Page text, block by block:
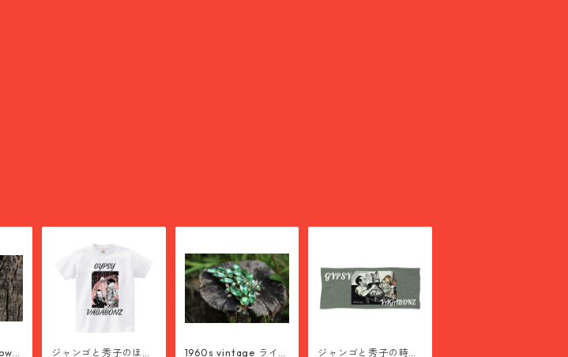
ジャンゴと秀子のほろ 1960s vintage ライン ジャンゴと秀子の時空